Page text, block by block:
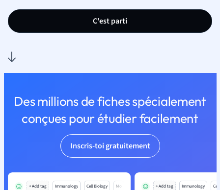
C'est parti
Des millions de fiches spécialement
conçues pour étudier facilement
Inscris-toi gratuitement
+ Add tag Immunology Cell Biology Mo + Add tag Immunology